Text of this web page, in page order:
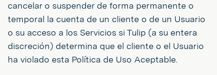
cancelar o suspender de forma permanente o
temporal la cuenta de un cliente o de un Usuario
o su acceso a los Servicios si Tulip (a su entera
discreción) determina que el cliente o el Usuario
ha violado esta Política de Uso Aceptable.